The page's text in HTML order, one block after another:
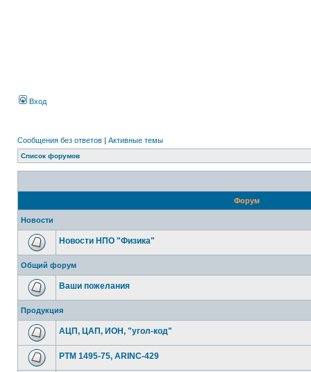
Вход
Сообщения без ответов | Активные темы
Список форумов
Форум
Новости
Новости НПО "Физика"
Общий форум
Ваши пожелания
Продукция
АЦП, ЦАП, ИОН, "угол-код"
РТМ 1495-75, ARINC-429